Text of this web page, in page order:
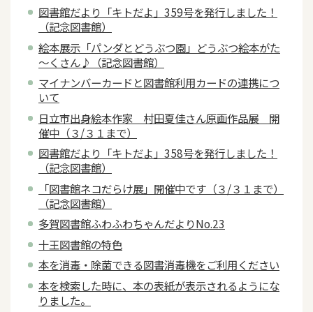
図書館だより「キトだよ」359号を発行しました！
（記念図書館）
絵本展示「パンダとどうぶつ園」どうぶつ絵本がた
～くさん♪（記念図書館）
マイナンバーカードと図書館利用カードの連携につ
いて
日立市出身絵本作家 村田夏佳さん原画作品展 開
催中（３/３１まで）
図書館だより「キトだよ」358号を発行しました！
（記念図書館）
「図書館ネコだらけ展」開催中です（３/３１まで）
（記念図書館）
多賀図書館ふわふわちゃんだよりNo.23
十王図書館の特色
本を消毒・除菌できる図書消毒機をご利用ください
本を検索した時に、本の表紙が表示されるようにな
りました。